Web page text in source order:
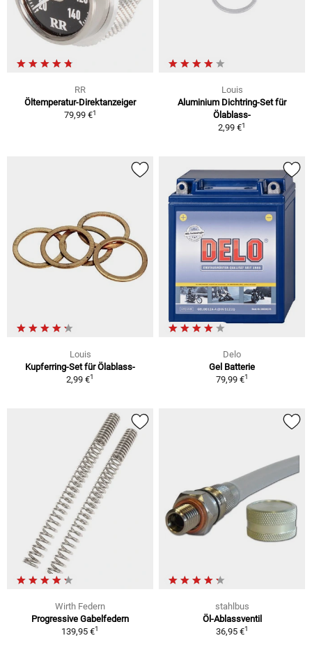
RR
Öltemperatur-Direktanzeiger
79,99 €1
Louis
Aluminium Dichtring-Set für
Ölablass-
2,99 €1
Louis
Kupferring-Set für Ölablass-
2,99 €1
Delo
Gel Batterie
79,99 €1
Wirth Federn
Progressive Gabelfedern
139,95 €1
stahlbus
Öl-Ablassventil
36,95 €1